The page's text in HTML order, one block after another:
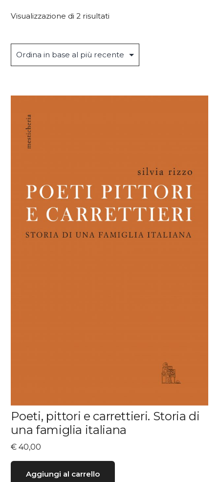
Visualizzazione di 2 risultati
Poeti, pittori e carrettieri. Storia di
una famiglia italiana
€ 40,00
Aggiungi al carrello